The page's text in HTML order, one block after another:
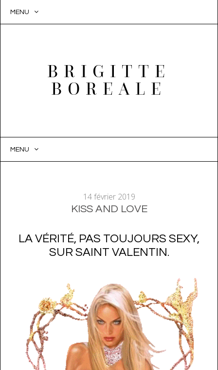
MENU
BRIGITTE
BOREALE
MENU
14 février 2019
KISS AND LOVE
LA VÉRITÉ, PAS TOUJOURS SEXY,
SUR SAINT VALENTIN.